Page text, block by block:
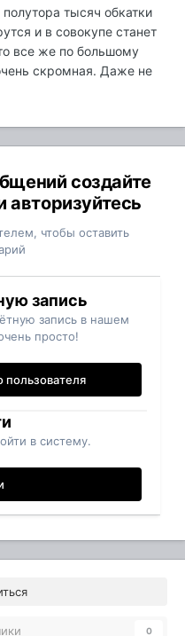
тысяч обкатки
и в совокупе станет
все же по большому
скромная. Даже не
создайте
авторизуйтесь
чтобы оставить
запись
запись в нашем
просто!
пользователя
в систему.
0